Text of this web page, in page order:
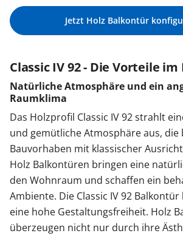
Jetzt Holz Balkontür
Classic IV 92 - Die Vorteile
Natürliche Atmosphäre und ein
Raumklima
Das Holzprofil Classic IV 92 strahlt
und gemütliche Atmosphäre aus,
Bauvorhaben mit klassischer
Holz Balkontüren bringen eine
den Wohnraum und schaffen ein
Ambiente. Die Classic IV 92
eine hohe Gestaltungsfreiheit. Holz
überzeugen nicht nur durch ihre